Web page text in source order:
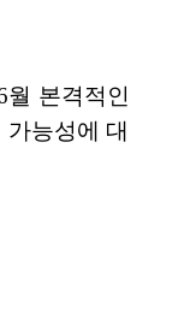
본격적인
능성에 대